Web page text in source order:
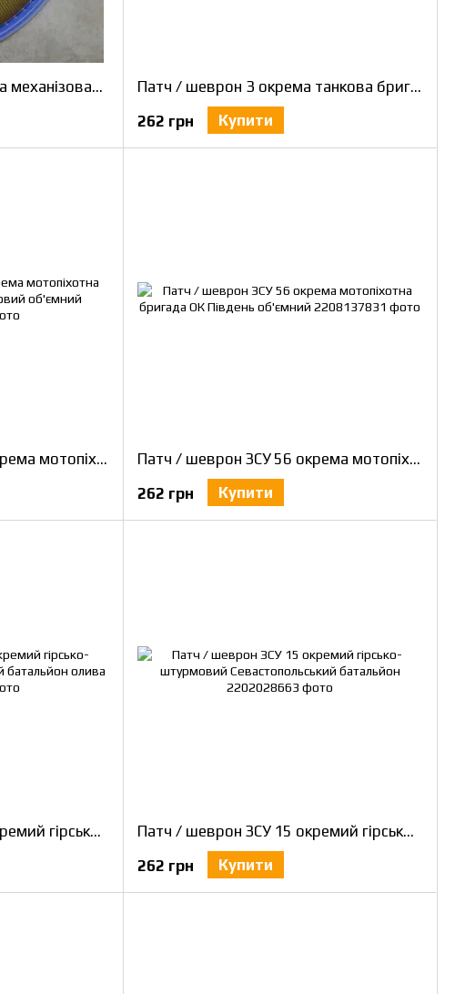
Патч / шеврон 60 окрема механізована бригада
Патч / шеврон 3 окрема танкова бригада олива
262 грн
Купити
Патч / шеврон ЗСУ 56 окрема мотопіхотна бригада ОК Південь польовий об'ємний
Патч / шеврон ЗСУ 56 окрема мотопіхотна бригада ОК Південь об'ємний
262 грн
Купити
Патч / шеврон ЗСУ 15 окремий гірсько-штурмовий Севастопольський батальйон олива
Патч / шеврон ЗСУ 15 окремий гірсько-штурмовий Севастопольський батальйон
262 грн
Купити